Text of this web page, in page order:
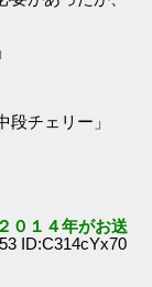
チェリー」
０１４年がお送
ID:C314cYx70